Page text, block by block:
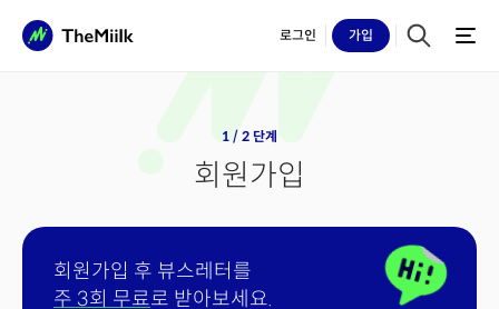
로그인 가입
1 / 2 단계
회원가입
회원가입 후 뷰스레터를
주 3회 무료로 받아보세요.